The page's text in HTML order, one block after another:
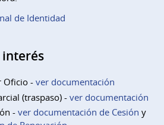
de Identidad
Oficio - ver documentación
(traspaso) - ver documentación
- ver documentación de Cesión y